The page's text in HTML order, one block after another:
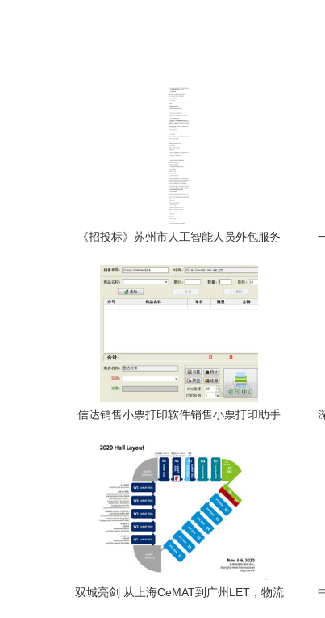
《招投标》苏州市人工智能人员外包服务
信达销售小票打印软件销售小票打印助手
双城亮剑 从上海CeMAT到广州LET，物流